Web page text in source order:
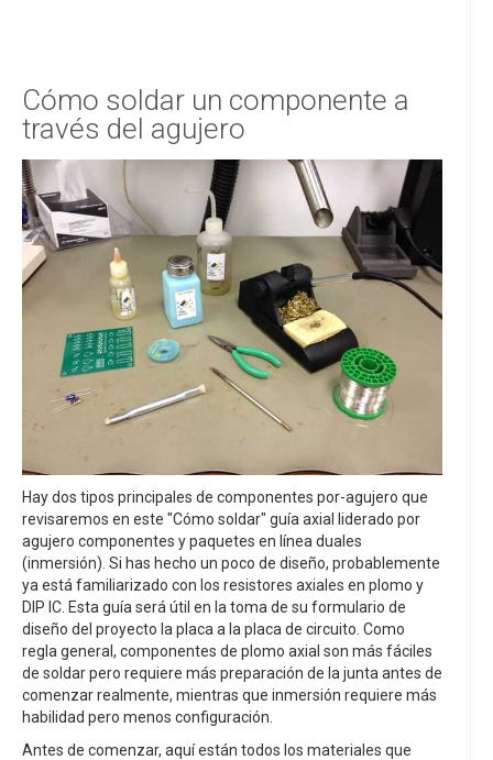
Cómo soldar un componente a
través del agujero
Hay dos tipos principales de componentes por-agujero que
revisaremos en este "Cómo soldar" guía axial liderado por
agujero componentes y paquetes en línea duales
(inmersión). Si has hecho un poco de diseño, probablemente
ya está familiarizado con los resistores axiales en plomo y
DIP IC. Esta guía será útil en la toma de su formulario de
diseño del proyecto la placa a la placa de circuito. Como
regla general, componentes de plomo axial son más fáciles
de soldar pero requiere más preparación de la junta antes de
comenzar realmente, mientras que inmersión requiere más
habilidad pero menos configuración.
Antes de comenzar, aquí están todos los materiales que